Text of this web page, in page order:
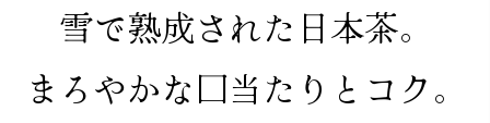
雪で熟成された日本茶。
まろやかな口当たりとコク。